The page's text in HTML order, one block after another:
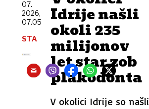
Idrije našli
okoli 235
milijonov
let star zob
plakodonta
V okolici Idrije so našli
07.
2026,
07.05
STA